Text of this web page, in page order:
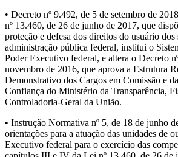
• Decreto nº 9.492, de 5 de setembro de
nº 13.460, de 26 de junho de 2017, que
proteção e defesa dos direitos do usuário
administração pública federal, institui o
Poder Executivo federal, e altera o Decreto
novembro de 2016, que aprova a Estrutura
Demonstrativo dos Cargos em Comissão e
Confiança do Ministério da Transparência,
Controladoria-Geral da União.
• Instrução Normativa nº 5, de 18 de junho
orientações para a atuação das unidades de
Executivo federal para o exercício das